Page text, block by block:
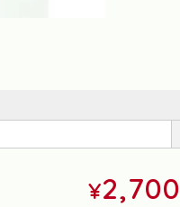
¥2,700